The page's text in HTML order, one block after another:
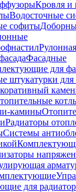
Кровля и
Водосточные
софиты
Фасадные
для
штукатурки для
камины
Радиаторы
Системы
для